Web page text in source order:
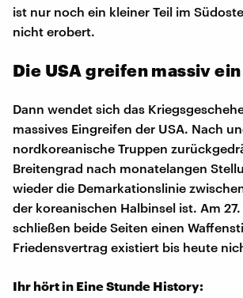
ist nur noch ein kleiner Teil im
nicht erobert.
Die USA greifen massiv ein
Dann wendet sich das
massives Eingreifen der USA. Nach
nordkoreanische Truppen
Breitengrad nach monatelangen
wieder die Demarkationslinie
der koreanischen Halbinsel ist. Am 27.
schließen beide Seiten einen
Friedensvertrag existiert bis heute
Ihr hört in Eine Stunde History: